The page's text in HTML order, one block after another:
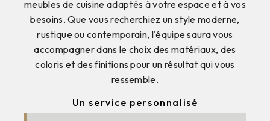
meubles de cuisine adaptés à votre espace et à vos
besoins. Que vous recherchiez un style moderne,
rustique ou contemporain, l'équipe saura vous
accompagner dans le choix des matériaux, des
coloris et des finitions pour un résultat qui vous
ressemble.
Un service personnalisé